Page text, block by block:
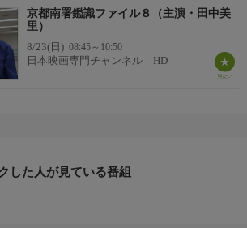
犯人からの犯行声明が新聞社に送りつけら
魔事件と断定、南署に合同捜査本部を設置す
京都南署鑑識ファイル８（主演・田中美
里）
8/23(日) 08:45～10:50
日本映画専門チャンネル HD
した人が見ている番組